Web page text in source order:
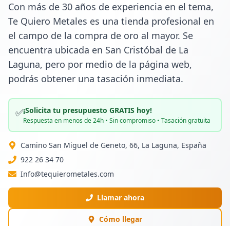
Con más de 30 años de experiencia en el tema,
Te Quiero Metales es una tienda profesional en
el campo de la compra de oro al mayor. Se
encuentra ubicada en San Cristóbal de La
Laguna, pero por medio de la página web,
podrás obtener una tasación inmediata.
✅¡Solicita tu presupuesto GRATIS hoy!
Respuesta en menos de 24h • Sin compromiso • Tasación gratuita
Camino San Miguel de Geneto, 66, La Laguna, España
922 26 34 70
Info@tequierometales.com
Llamar ahora
Cómo llegar